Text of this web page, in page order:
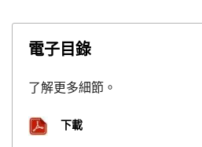
電子目錄
了解更多細節。
下載